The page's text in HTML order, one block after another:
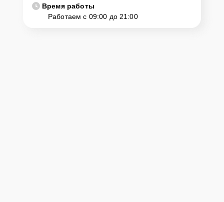
Время работы
Работаем с 09:00 до 21:00